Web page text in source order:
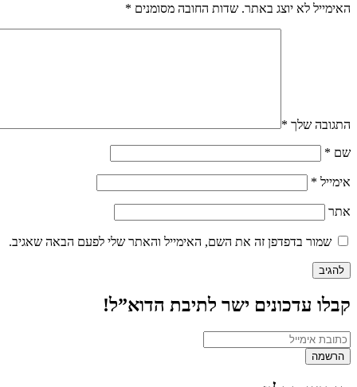
האימייל לא יוצג באתר. שדות החובה מסומנים *
התגובה שלך *
שם *
אימייל *
אתר
שמור בדפדפן זה את השם, האימייל והאתר שלי לפעם הבאה שאגיב.
קבלו עדכונים ישר לתיבת הדוא”ל!